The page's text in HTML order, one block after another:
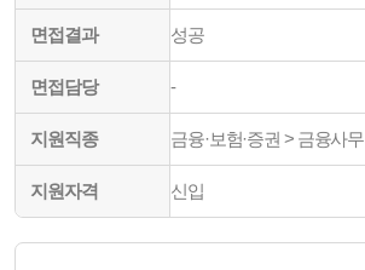
면접결과 성공
면접담당 -
지원직종 금융·보험·증권 > 금융사무
지원자격 신입